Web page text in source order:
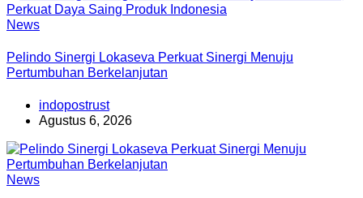
News
Pelindo Sinergi Lokaseva Perkuat Sinergi Menuju
Pertumbuhan Berkelanjutan
indopostrust
Agustus 6, 2026
News